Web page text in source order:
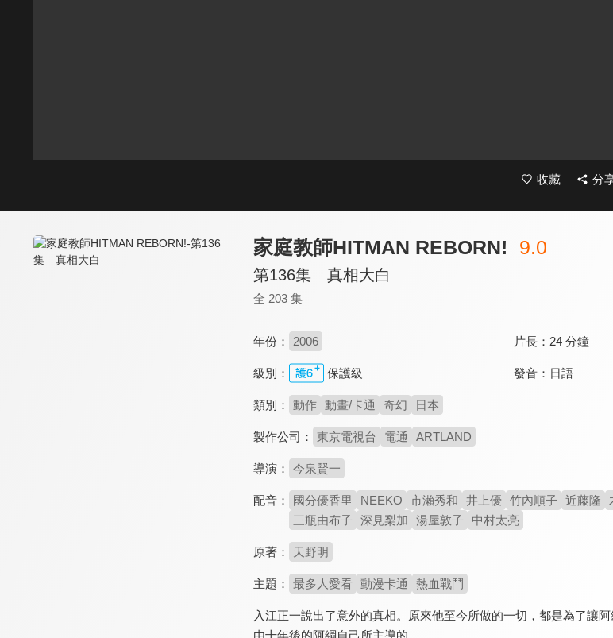
收藏 分
家庭教師HITMAN REBORN! 9.0
第136集 真相大白
全 203 集
年份： 2006 片長： 24 分鐘
級別： 保護級 發音： 日語
類別： 動作 動畫/卡通 奇幻 日本
製作公司： 東京電視台 電通 ARTLAND
導演： 今泉賢一
配音： 國分優香里 NEEKO 市瀨秀和 井上優 竹內順子 近藤隆
三瓶由布子
深見梨加 湯屋敦子 中村太亮
原著： 天野明
主題： 最多人愛看 動漫卡通 熱血戰鬥
入江正一說出了意外的真相。原來他至今所做的一切，都是為了讓